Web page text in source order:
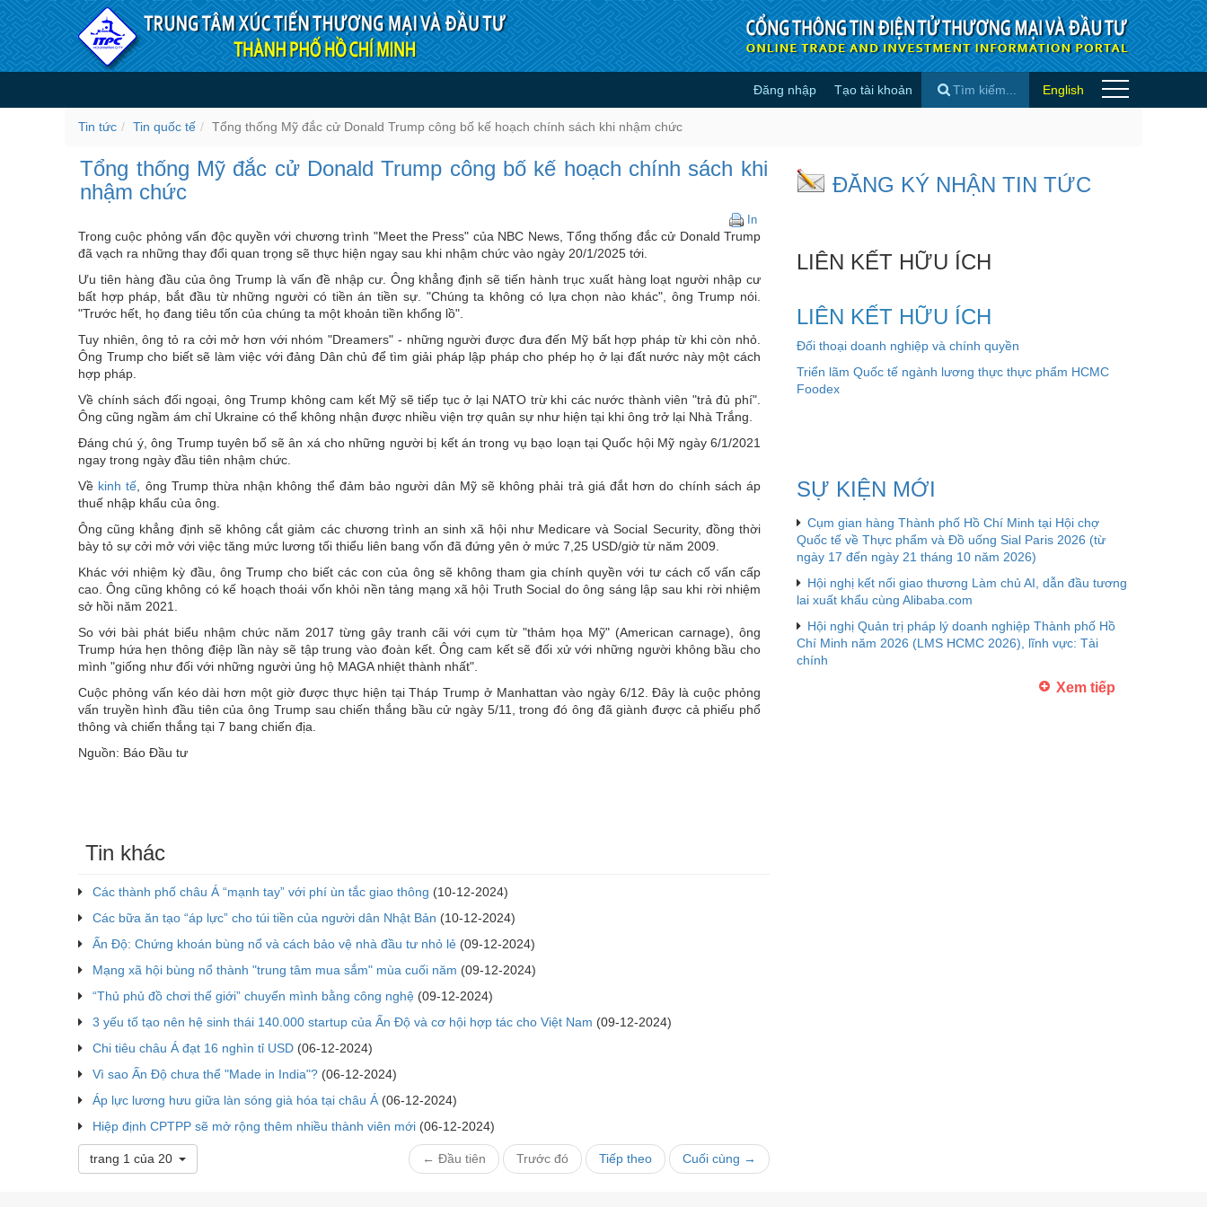
Truy cập nội dung luôn
Tổng thống Mỹ đắc cử Donald Trump công bố kế hoạch chính sách khi nhậm chức - Tin quốc
tế
Đăng nhập Tạo tài khoản English
Tin tức Tin quốc tế Tổng thống Mỹ đắc cử Donald Trump công bố kế hoạch chính sách khi nhậm chức
Tổng thống Mỹ đắc cử Donald Trump công bố kế hoạch chính sách khi
nhậm chức
InTổng
thống
cử
Donald
bố
kế
chính
nhậm
Trong cuộc phỏng vấn độc quyền với chương trình "Meet the Press" của NBC News, Tổng thống đắc cử Donald Trump
đã vạch ra những thay đổi quan trọng sẽ thực hiện ngay sau khi nhậm chức vào ngày 20/1/2025 tới.
Ưu tiên hàng đầu của ông Trump là vấn đề nhập cư. Ông khẳng định sẽ tiến hành trục xuất hàng loạt người nhập cư
bất hợp pháp, bắt đầu từ những người có tiền án tiền sự. "Chúng ta không có lựa chọn nào khác", ông Trump nói.
"Trước hết, họ đang tiêu tốn của chúng ta một khoản tiền khổng lồ".
Tuy nhiên, ông tỏ ra cởi mở hơn với nhóm "Dreamers" - những người được đưa đến Mỹ bất hợp pháp từ khi còn nhỏ.
Ông Trump cho biết sẽ làm việc với đảng Dân chủ để tìm giải pháp lập pháp cho phép họ ở lại đất nước này một cách
hợp pháp.
Về chính sách đối ngoại, ông Trump không cam kết Mỹ sẽ tiếp tục ở lại NATO trừ khi các nước thành viên "trả đủ phí".
Ông cũng ngầm ám chỉ Ukraine có thể không nhận được nhiều viện trợ quân sự như hiện tại khi ông trở lại Nhà Trắng.
Đáng chú ý, ông Trump tuyên bố sẽ ân xá cho những người bị kết án trong vụ bạo loạn tại Quốc hội Mỹ ngày 6/1/2021
ngay trong ngày đầu tiên nhậm chức.
Về kinh tế , ông Trump thừa nhận không thể đảm bảo người dân Mỹ sẽ không phải trả giá đắt hơn do chính sách áp
thuế nhập khẩu của ông.
Ông cũng khẳng định sẽ không cắt giảm các chương trình an sinh xã hội như Medicare và Social Security, đồng thời
bày tỏ sự cởi mở với việc tăng mức lương tối thiểu liên bang vốn đã đứng yên ở mức 7,25 USD/giờ từ năm 2009.
Khác với nhiệm kỳ đầu, ông Trump cho biết các con của ông sẽ không tham gia chính quyền với tư cách cố vấn cấp
cao. Ông cũng không có kế hoạch thoái vốn khỏi nền tảng mạng xã hội Truth Social do ông sáng lập sau khi rời nhiệm
sở hồi năm 2021.
So với bài phát biểu nhậm chức năm 2017 từng gây tranh cãi với cụm từ "thảm họa Mỹ" (American carnage), ông
Trump hứa hẹn thông điệp lần này sẽ tập trung vào đoàn kết. Ông cam kết sẽ đối xử với những người không bầu cho
mình "giống như đối với những người ủng hộ MAGA nhiệt thành nhất".
Cuộc phỏng vấn kéo dài hơn một giờ được thực hiện tại Tháp Trump ở Manhattan vào ngày 6/12. Đây là cuộc phỏng
vấn truyền hình đầu tiên của ông Trump sau chiến thắng bầu cử ngày 5/11, trong đó ông đã giành được cả phiếu phổ
thông và chiến thắng tại 7 bang chiến địa.
Nguồn: Báo Đầu tư
Tin khác
Các thành phố châu Á “mạnh tay” với phí ùn tắc giao thông (10-12-2024)
Các bữa ăn tạo “áp lực” cho túi tiền của người dân Nhật Bản (10-12-2024)
Ấn Độ: Chứng khoán bùng nổ và cách bảo vệ nhà đầu tư nhỏ lẻ (09-12-2024)
Mạng xã hội bùng nổ thành "trung tâm mua sắm" mùa cuối năm (09-12-2024)
“Thủ phủ đồ chơi thế giới” chuyển mình bằng công nghệ (09-12-2024)
3 yếu tố tạo nên hệ sinh thái 140.000 startup của Ấn Độ và cơ hội hợp tác cho Việt Nam (09-12-2024)
Chi tiêu châu Á đạt 16 nghìn tỉ USD (06-12-2024)
Vì sao Ấn Độ chưa thể "Made in India"? (06-12-2024)
Áp lực lương hưu giữa làn sóng già hóa tại châu Á (06-12-2024)
Hiệp định CPTPP sẽ mở rộng thêm nhiều thành viên mới (06-12-2024)
trang 1 của 20 ← Đầu tiên Trước đó Tiếp theo Cuối cùng →
ĐĂNG KÝ NHẬN TIN TỨC
LIÊN KẾT HỮU ÍCH
LIÊN KẾT HỮU ÍCH
Đối thoại doanh nghiệp và chính quyền
Triển lãm Quốc tế ngành lương thực thực phẩm HCMC
Foodex
SỰ KIỆN MỚI
Cụm gian hàng Thành phố Hồ Chí Minh tại Hội chợ
Quốc tế về Thực phẩm và Đồ uống Sial Paris 2026 (từ
ngày 17 đến ngày 21 tháng 10 năm 2026)
Hội nghị kết nối giao thương Làm chủ AI, dẫn đầu tương
lai xuất khẩu cùng Alibaba.com
Hội nghị Quản trị pháp lý doanh nghiệp Thành phố Hồ
Chí Minh năm 2026 (LMS HCMC 2026), lĩnh vực: Tài
chính
Xem tiếp